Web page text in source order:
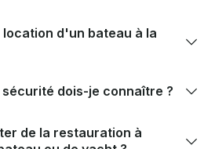
d'un bateau à la
sécurité dois-je connaître ?
de la restauration à